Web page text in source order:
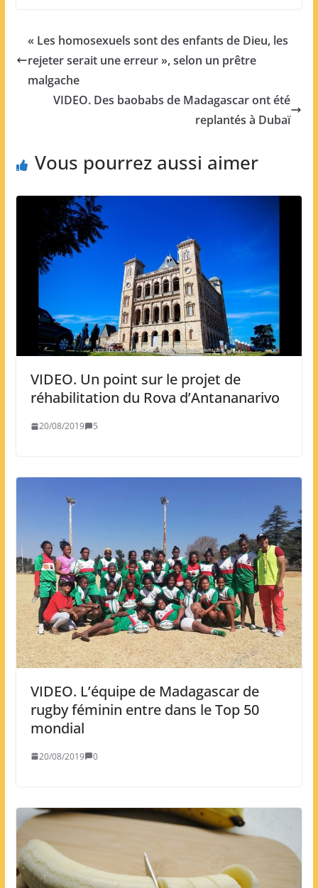
« Les homosexuels sont des enfants de Dieu, les
rejeter serait une erreur », selon un prêtre
malgache
VIDEO. Des baobabs de Madagascar ont été
replantés à Dubaï
Vous pourrez aussi aimer
VIDEO. Un point sur le projet de
réhabilitation du Rova d’Antananarivo
20/08/2019 5
VIDEO. L’équipe de Madagascar de
rugby féminin entre dans le Top 50
mondial
20/08/2019 0